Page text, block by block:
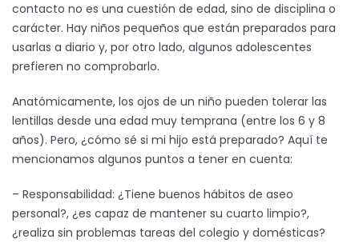
contacto no es una cuestión de edad, sino de disciplina o
carácter. Hay niños pequeños que están preparados para
usarlas a diario y, por otro lado, algunos adolescentes
prefieren no comprobarlo.
Anatómicamente, los ojos de un niño pueden tolerar las
lentillas desde una edad muy temprana (entre los 6 y 8
años). Pero, ¿cómo sé si mi hijo está preparado? Aquí te
mencionamos algunos puntos a tener en cuenta:
– Responsabilidad: ¿Tiene buenos hábitos de aseo
personal?, ¿es capaz de mantener su cuarto limpio?,
¿realiza sin problemas tareas del colegio y domésticas?